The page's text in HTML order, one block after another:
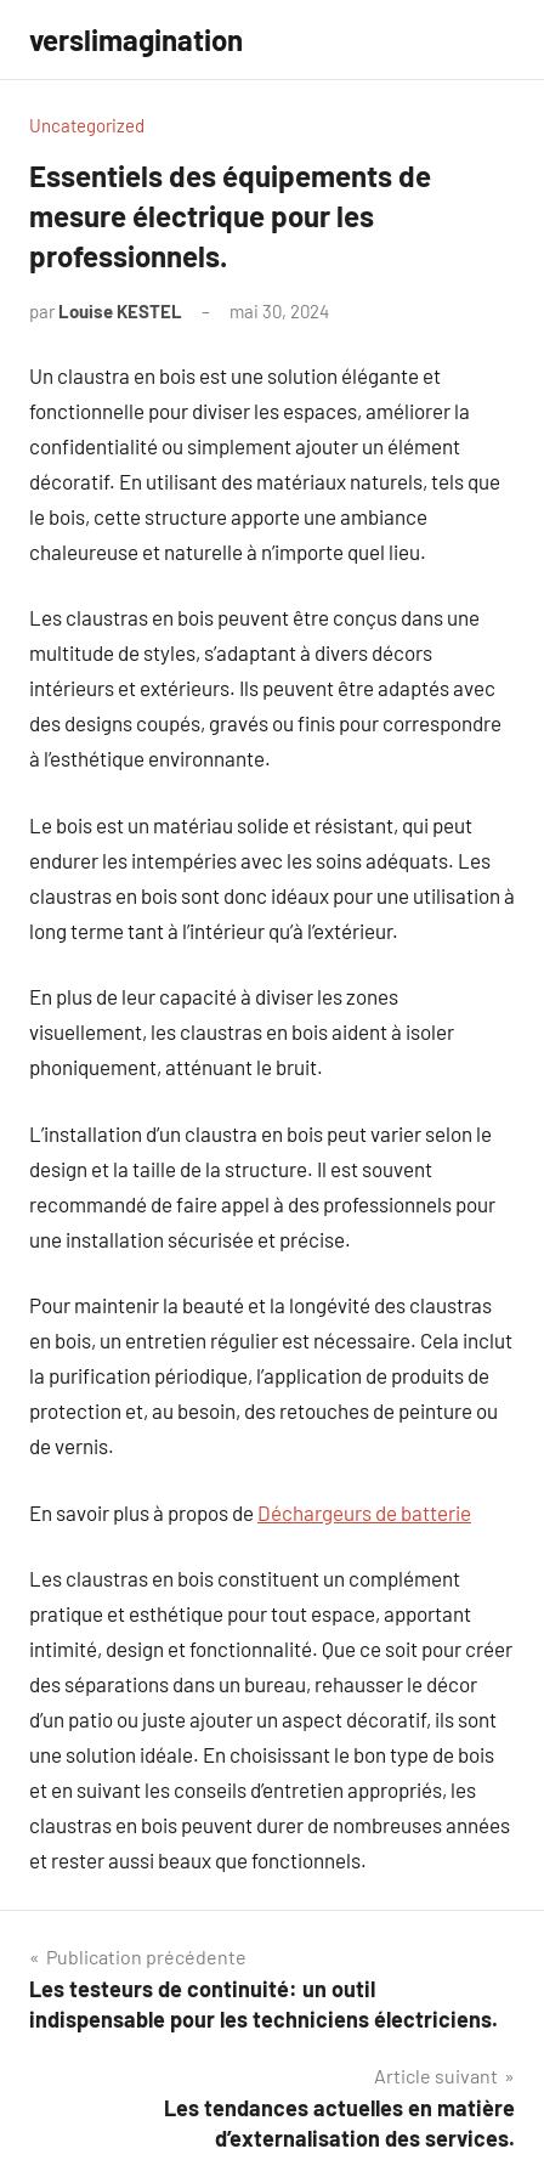
contenu
verslimagination
Uncategorized
Essentiels des équipements de
mesure électrique pour les
professionnels.
par Louise KESTEL mai 30, 2024
Un claustra en bois est une solution élégante et
fonctionnelle pour diviser les espaces, améliorer la
confidentialité ou simplement ajouter un élément
décoratif. En utilisant des matériaux naturels, tels que
le bois, cette structure apporte une ambiance
chaleureuse et naturelle à n’importe quel lieu.
Les claustras en bois peuvent être conçus dans une
multitude de styles, s’adaptant à divers décors
intérieurs et extérieurs. Ils peuvent être adaptés avec
des designs coupés, gravés ou finis pour correspondre
à l’esthétique environnante.
Le bois est un matériau solide et résistant, qui peut
endurer les intempéries avec les soins adéquats. Les
claustras en bois sont donc idéaux pour une utilisation à
long terme tant à l’intérieur qu’à l’extérieur.
En plus de leur capacité à diviser les zones
visuellement, les claustras en bois aident à isoler
phoniquement, atténuant le bruit.
L’installation d’un claustra en bois peut varier selon le
design et la taille de la structure. Il est souvent
recommandé de faire appel à des professionnels pour
une installation sécurisée et précise.
Pour maintenir la beauté et la longévité des claustras
en bois, un entretien régulier est nécessaire. Cela inclut
la purification périodique, l’application de produits de
protection et, au besoin, des retouches de peinture ou
de vernis.
En savoir plus à propos de Déchargeurs de batterie
Les claustras en bois constituent un complément
pratique et esthétique pour tout espace, apportant
intimité, design et fonctionnalité. Que ce soit pour créer
des séparations dans un bureau, rehausser le décor
d’un patio ou juste ajouter un aspect décoratif, ils sont
une solution idéale. En choisissant le bon type de bois
et en suivant les conseils d’entretien appropriés, les
claustras en bois peuvent durer de nombreuses années
et rester aussi beaux que fonctionnels.
Navigation
de
Publication précédente
Les testeurs de continuité: un outil
indispensable pour les techniciens électriciens.
Article suivant
Les tendances actuelles en matière
d’externalisation des services.